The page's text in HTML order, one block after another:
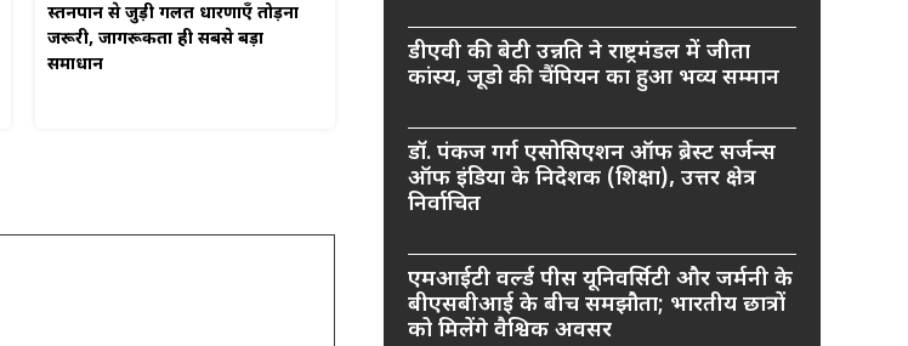
स्तनपान से जुड़ी गलत धारणाएँ तोड़ना
जरूरी, जागरूकता ही सबसे बड़ा
समाधान
डीएवी की बेटी उन्नति ने राष्ट्रमंडल में जीता
कांस्य, जूडो की चैंपियन का हुआ भव्य सम्मान
डॉ. पंकज गर्ग एसोसिएशन ऑफ ब्रेस्ट सर्जन्स
ऑफ इंडिया के निदेशक (शिक्षा), उत्तर क्षेत्र
निर्वाचित
एमआईटी वर्ल्ड पीस यूनिवर्सिटी और जर्मनी के
बीएसबीआई के बीच समझौता; भारतीय छात्रों
को मिलेंगे वैश्विक अवसर